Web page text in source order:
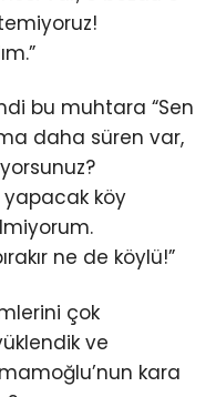
bu muhtara “Sen
daha süren var,
yapacak köy
ne de köylü!”
çok
ve
kara